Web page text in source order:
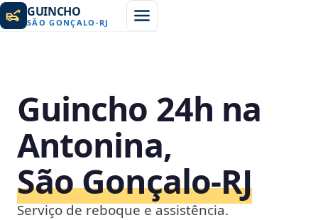
GUINCHO
SÃO GONÇALO -RJ
Guincho 24h na
Antonina,
São Gonçalo‑RJ
Serviço de reboque e assistência.